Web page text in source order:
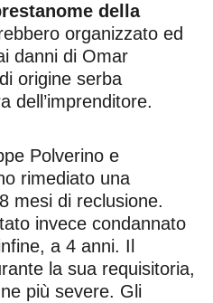
della
organizzato ed
danni di Omar
origine serba
dell’imprenditore.
Polverino e
rimediato una
mesi di reclusione.
invece condannato
a 4 anni. Il
la sua requisitoria,
più severe. Gli